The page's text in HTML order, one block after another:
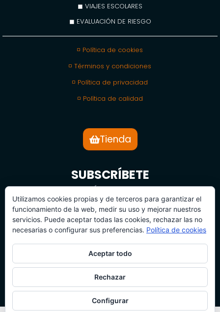
◼ VIAJES ESCOLARES
◼ EVALUACIÓN DE RIESGO
◽ Política de cookies
◽ Términos y condiciones
◽ Política de privacidad
◽ Política de calidad
Tienda
SUBSCRÍBETE
BOLETÍN DE NOTICIAS
SUBSCRÍBETE
Utilizamos cookies propias y de terceros para garantizar el
funcionamiento de la web, medir su uso y mejorar nuestros
servicios. Puede aceptar todas las cookies, rechazar las no
necesarias o configurar sus preferencias. Política de cookies
Aceptar todo
Rechazar
Configurar